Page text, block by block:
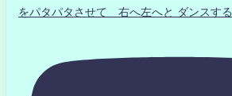
をパタパタさせて 右へ左へと ダンスする